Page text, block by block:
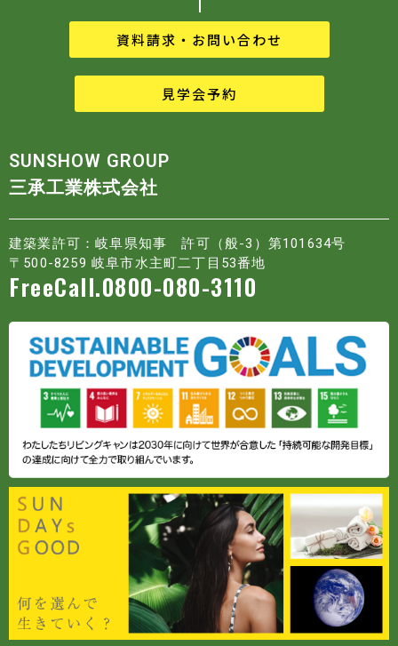
資料請求・お問い合わせ
見学会予約
SUNSHOW GROUP
三承工業株式会社
建築業許可：岐阜県知事 許可（般-3）第101634号
〒500-8259 岐阜市水主町二丁目53番地
FreeCall.0800-080-3110